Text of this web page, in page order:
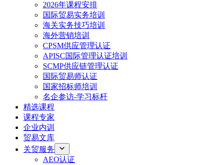
2026年课程安排
国际贸易实务培训
海关实务技巧培训
海外营销培训
CPSM供应管理认证
APISC国际管理认证培训
SCMP供应链管理认证
国际贸易师认证
国家招标师培训
名企参访-学习标杆
精选课程
课程专家
企业内训
贸易文库
关贸服务
AEO认证